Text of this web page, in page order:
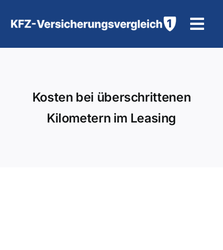
Inhalt
Hilfe und Kontakt
Kosten bei überschrittenen
Kilometern im Leasing